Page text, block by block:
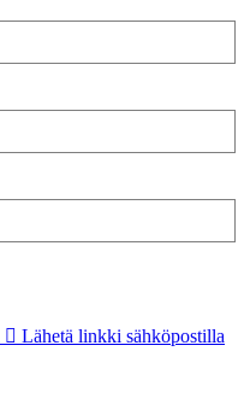
Lähetä linkki sähköpostilla